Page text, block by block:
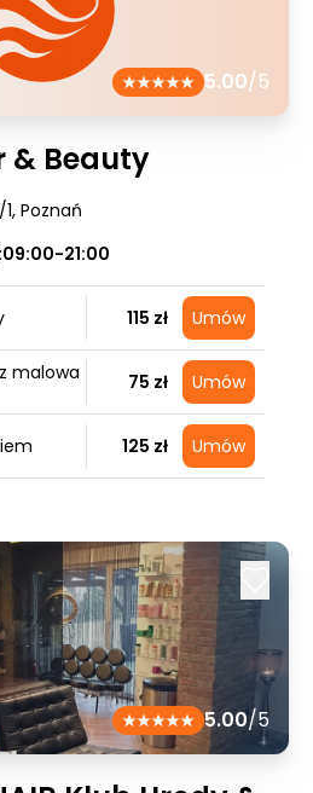
5.00/5
& Beauty
, Poznań
09:00-21:00
115 zł Umów
malowa
75 zł Umów
125 zł Umów
5.00/5